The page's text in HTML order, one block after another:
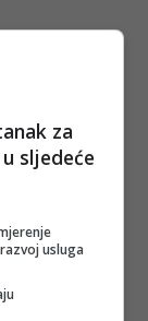
za
sljedeće
usluga